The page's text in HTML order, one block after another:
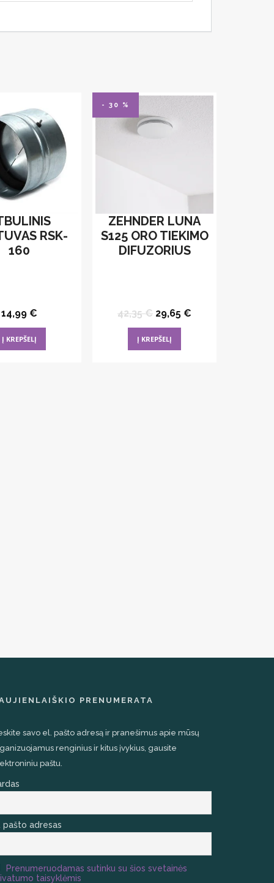
RSK-
160
14,99 €
Į KREPŠELĮ
- 30 %
ZEHNDER LUNA
S125 ORO TIEKIMO
DIFUZORIUS
42,35€ Original
was:
42,35 €.
29,65 €
Į KREPŠELĮ
PRENUMERATA
savo el. pašto adresą ir pranešimus apie mūsų
renginius ir kitus įvykius, gausite
paštu.
pašto adresas
Prenumeruodamas sutinku su šios svetainės
taisyklėmis